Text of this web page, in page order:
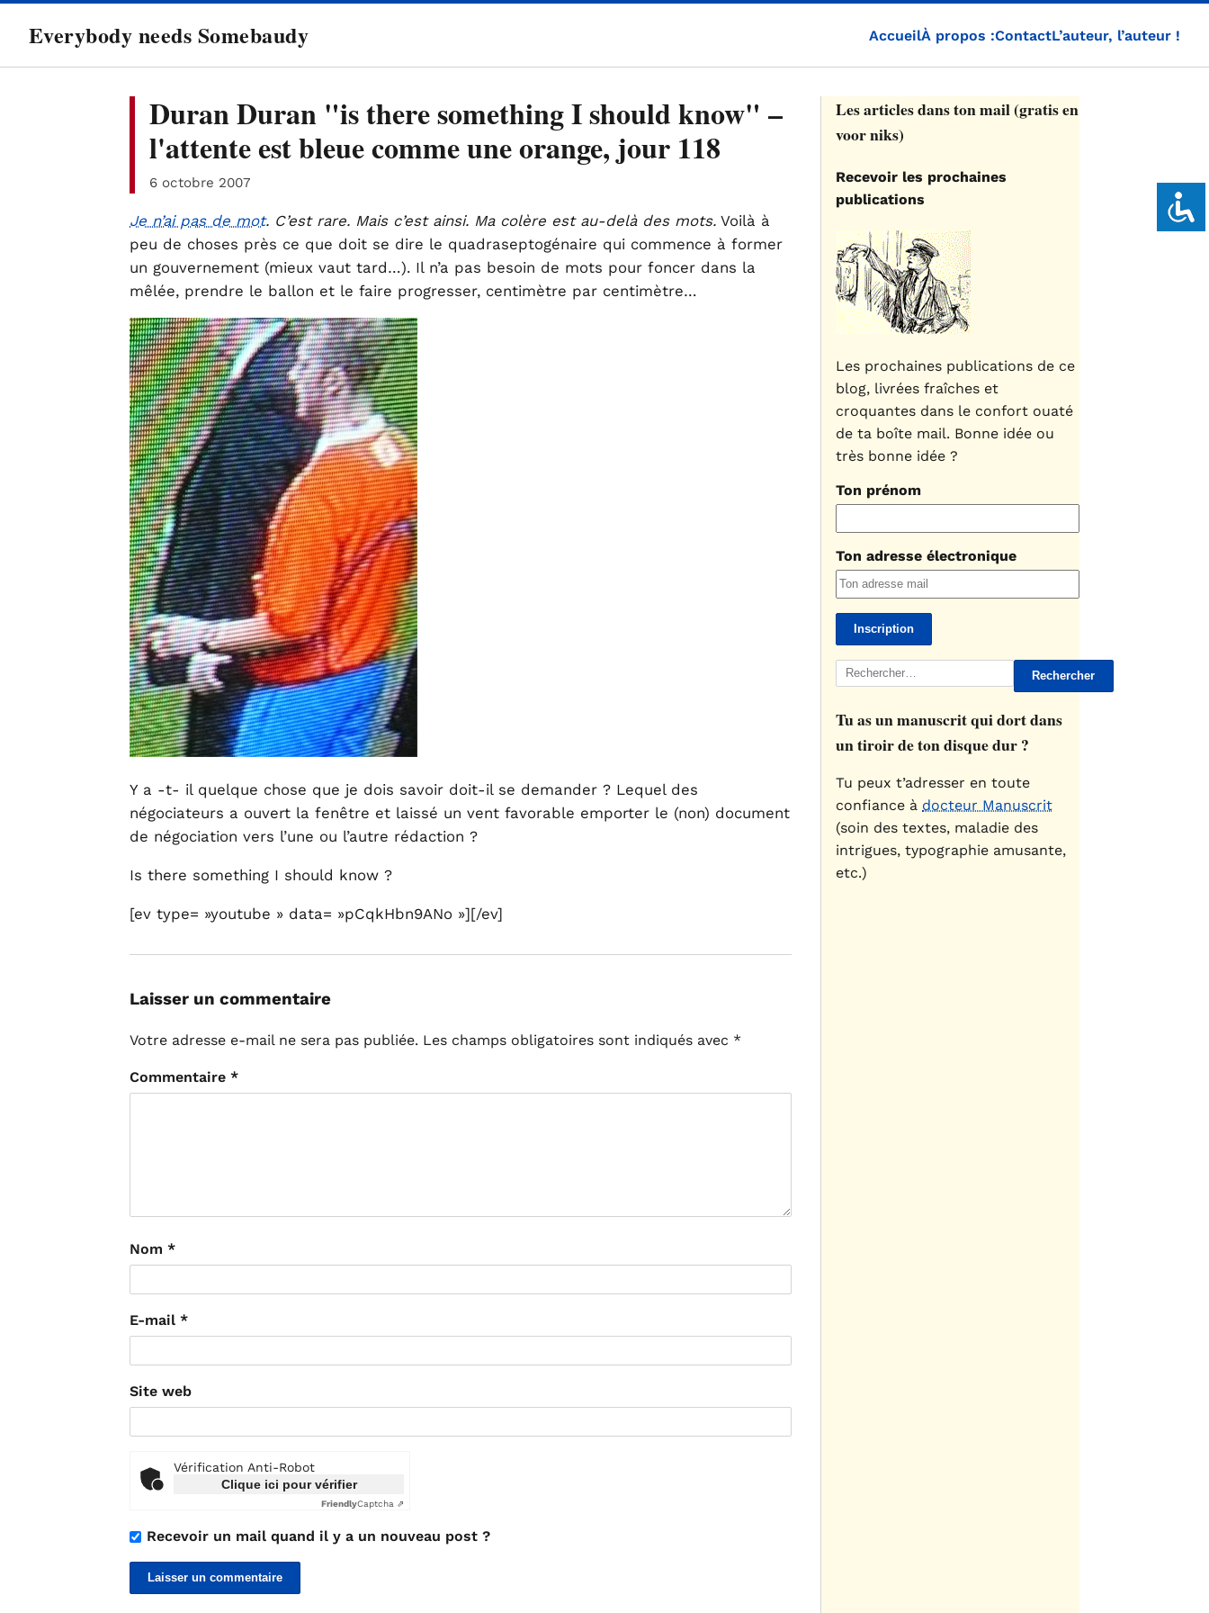
Everybody needs Somebaudy AccueilÀ propos :ContactL’auteur, l’auteur !
Duran Duran "is there something I should know" –
l'attente est bleue comme une orange, jour 118
6 octobre 2007
Je n’ai pas de mot. C’est rare. Mais c’est ainsi. Ma colère est au-delà des mots. Voilà à
peu de choses près ce que doit se dire le quadraseptogénaire qui commence à former
un gouvernement (mieux vaut tard…). Il n’a pas besoin de mots pour foncer dans la
mêlée, prendre le ballon et le faire progresser, centimètre par centimètre…
Y a -t- il quelque chose que je dois savoir doit-il se demander ? Lequel des
négociateurs a ouvert la fenêtre et laissé un vent favorable emporter le (non) document
de négociation vers l’une ou l’autre rédaction ?
Is there something I should know ?
[ev type= »youtube » data= »pCqkHbn9ANo »][/ev]
Laisser un commentaire
Votre adresse e-mail ne sera pas publiée. Les champs obligatoires sont indiqués avec *
Commentaire *
Nom *
E-mail *
Site web
Vérification Anti-Robot
Clique ici pour vérifier
FriendlyCaptcha ⇗
Recevoir un mail quand il y a un nouveau post ?
Les articles dans ton mail (gratis en
voor niks)
Recevoir les prochaines
publications
Les prochaines publications de ce
blog, livrées fraîches et
croquantes dans le confort ouaté
de ta boîte mail. Bonne idée ou
très bonne idée ?
Ton prénom
Ton adresse électronique
Rechercher :
Tu as un manuscrit qui dort dans
un tiroir de ton disque dur ?
Tu peux t’adresser en toute
confiance à docteur Manuscrit
(soin des textes, maladie des
intrigues, typographie amusante,
etc.)